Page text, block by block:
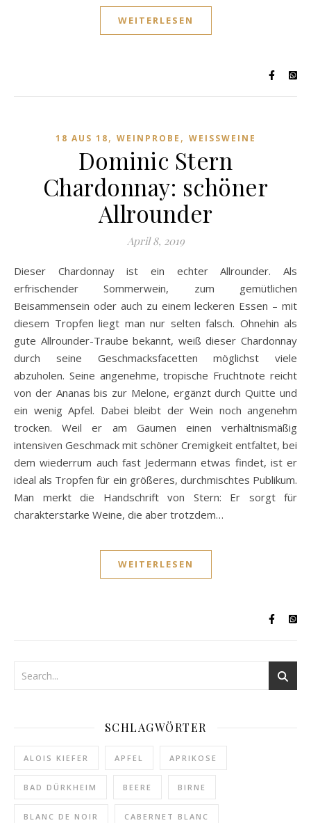
WEITERLESEN
18 AUS 18, WEINPROBE , WEISSWEINE
Dominic Stern
Chardonnay: schöner
Allrounder
April 8, 2019
Dieser Chardonnay ist ein echter Allrounder. Als
erfrischender Sommerwein, zum gemütlichen
Beisammensein oder auch zu einem leckeren Essen – mit
diesem Tropfen liegt man nur selten falsch. Ohnehin als
gute Allrounder-Traube bekannt, weiß dieser Chardonnay
durch seine Geschmacksfacetten möglichst viele
abzuholen. Seine angenehme, tropische Fruchtnote reicht
von der Ananas bis zur Melone, ergänzt durch Quitte und
ein wenig Apfel. Dabei bleibt der Wein noch angenehm
trocken. Weil er am Gaumen einen verhältnismäßig
intensiven Geschmack mit schöner Cremigkeit entfaltet, bei
dem wiederrum auch fast Jedermann etwas findet, ist er
ideal als Tropfen für ein größeres, durchmischtes Publikum.
Man merkt die Handschrift von Stern: Er sorgt für
charakterstarke Weine, die aber trotzdem…
WEITERLESEN
SCHLAGWÖRTER
ALOIS KIEFER APFEL APRIKOSE
BAD DÜRKHEIM BEERE BIRNE
BLANC DE NOIR CABERNET BLANC